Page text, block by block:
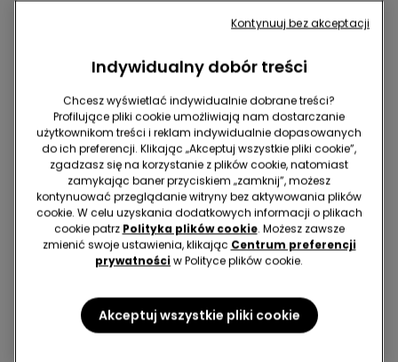
Rozszerzane spodnie z
Najniższa cena z 30 dni przed obniżką:
Cena regularna:94,99 zł -70%
Mikrofibra z recyklingu
2+1 gratis
4 Kolor/-y
Biustonosz Opaska Lekko
89,99 zł
Indywidualny dobór treści
Chcesz wyświetlać indywidualnie dobrane treści?
Profilujące pliki cookie umożliwiają nam dostarczanie
użytkownikom treści i reklam indywidualnie dopasowanych
do ich preferencji. Klikając „Akceptuj wszystkie pliki cookie”,
zgadzasz się na korzystanie z plików cookie, natomiast
zamykając baner przyciskiem „zamknij”, możesz
kontynuować przeglądanie witryny bez aktywowania plików
cookie. W celu uzyskania dodatkowych informacji o plikach
cookie patrz Polityka plików cookie. Możesz zawsze
zmienić swoje ustawienia, klikając Centrum preferencji
prywatności w Polityce plików cookie.
Akceptuj wszystkie pliki cookie
Kontynuuj bez akceptacji